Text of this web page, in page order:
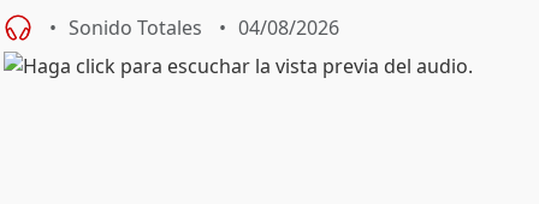
Sonido Totales 04/08/2026